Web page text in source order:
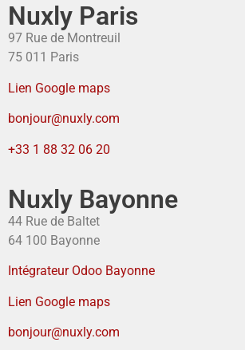
Nuxly Paris
97 Rue de Montreuil
75 011 Paris
Lien Google maps
bonjour@nuxly.com
+33 1 88 32 06 20
Nuxly Bayonne
44 Rue de Baltet
64 100 Bayonne
Intégrateur Odoo Bayonne
Lien Google maps
bonjour@nuxly.com